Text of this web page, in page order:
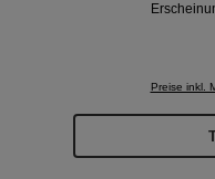
Preise inkl.